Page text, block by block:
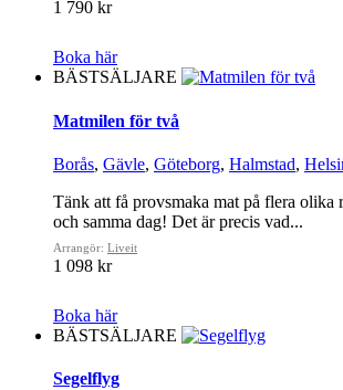
1 790 kr
Boka här
BÄSTSÄLJARE
Matmilen för två
Borås, Gävle, Göteborg, Halmstad,
Tänk att få provsmaka mat på flera olika
och samma dag! Det är precis vad...
Arrangör: Liveit
1 098 kr
Boka här
BÄSTSÄLJARE
Segelflyg